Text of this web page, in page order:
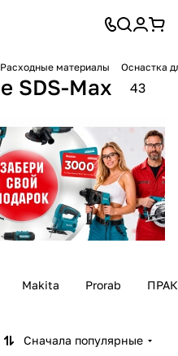
Расходные материалы Оснастка
SDS-Max 43
Makita Prorab
Сначала популярные